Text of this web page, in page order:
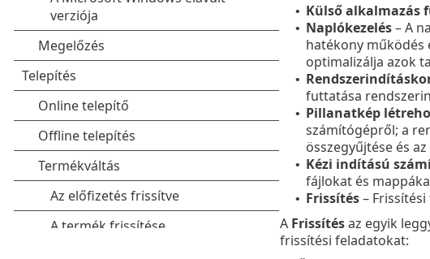
• Külső alkalmazás
• Naplókezelés– A
hatékony működés
optimalizálja azok
•
futtatása
• Pillanatkép
számítógépről; a
összegyűjtése és
• Kézi indítású
fájlokat és
• Frissítés–
A Frissítésaz egyik
frissítési feladatokat: